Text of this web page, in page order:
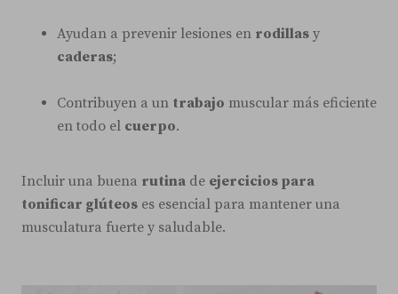
Ayudan a prevenir lesiones en rodillas y
caderas;
Contribuyen a un trabajo muscular más eficiente
en todo el cuerpo.
Incluir una buena rutina de ejercicios para
tonificar glúteos es esencial para mantener una
musculatura fuerte y saludable.